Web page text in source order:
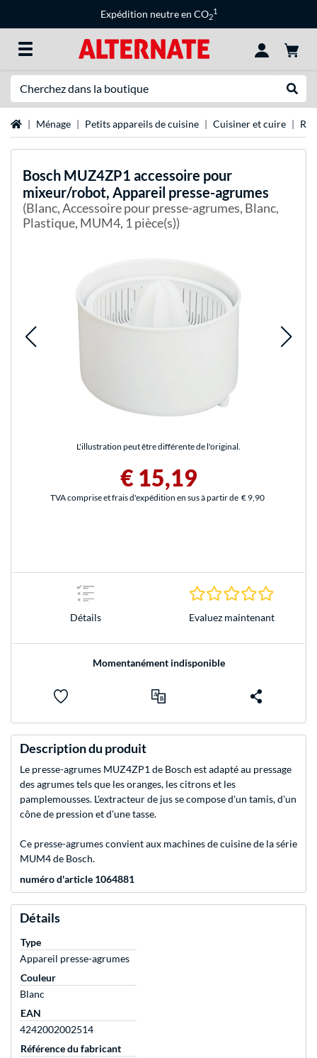
Expédition neutre en CO2
1
Page d'accueil
Ménage Petits appareils de cuisine Cuisiner et cuire
Bosch MUZ4ZP1 accessoire pour
mixeur/robot, Appareil presse-agrumes
(Blanc, Accessoire pour presse-agrumes, Blanc,
Plastique, MUM4, 1 pièce(s))
L'illustration peut être différente de l'original.
€ 15,19
TVA comprise et frais d'expédition en sus à partir de € 9,90
Détails Evaluez maintenant
Momentanément indisponible
Description du produit
Le presse-agrumes MUZ4ZP1 de Bosch est adapté au pressage
des agrumes tels que les oranges, les citrons et les
pamplemousses. L'extracteur de jus se compose d'un tamis, d'un
cône de pression et d'une tasse.
Ce presse-agrumes convient aux machines de cuisine de la série
MUM4 de Bosch.
numéro d'article 1064881
Détails
Type
Appareil presse-agrumes
Couleur
Blanc
EAN
4242002002514
Référence du fabricant